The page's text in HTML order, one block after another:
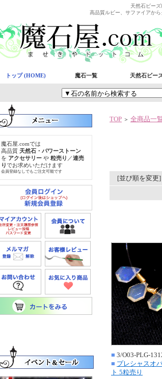
天然石ビー
高品質ルビー、サファイアか
トップ (HOME) 魔石一覧 天然石ビー
魔石屋.comでは
高品質 天然石・パワーストーン
を アクセサリー や 粒売り ／連売
りでお求めいただけます
会員登録なしでもご注文可能です
TOP ＞ 全商品一
[並び順を変更]
■ 3/O03-PLG-
■ プレシャスオ
ト 5粒売り